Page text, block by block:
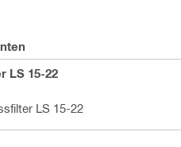
LS 15-22
LS 15-22